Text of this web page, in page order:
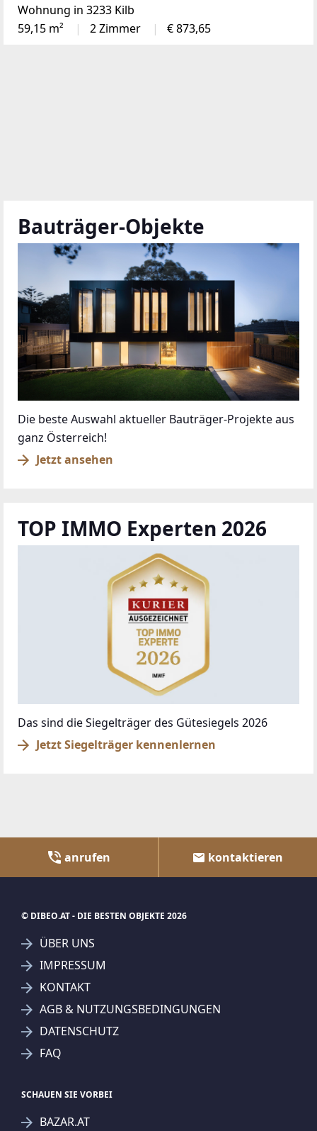
Wohnung in 3233 Kilb
59,15 m²
2 Zimmer € 873,65
Bauträger-Objekte
Die beste Auswahl aktueller Bauträger-Projekte aus
ganz Österreich!
Jetzt ansehen
TOP IMMO Experten 2026
Das sind die Siegelträger des Gütesiegels 2026
Jetzt Siegelträger kennenlernen
anrufen kontaktieren
© DIBEO.AT - DIE BESTEN OBJEKTE 2026
ÜBER UNS
IMPRESSUM
KONTAKT
AGB & NUTZUNGSBEDINGUNGEN
DATENSCHUTZ
FAQ
SCHAUEN SIE VORBEI
BAZAR.AT